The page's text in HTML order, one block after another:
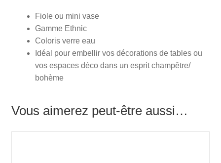
Fiole ou mini vase
Gamme Ethnic
Coloris verre eau
Idéal pour embellir vos décorations de tables ou
vos espaces déco dans un esprit champêtre/
bohème
Vous aimerez peut-être aussi…